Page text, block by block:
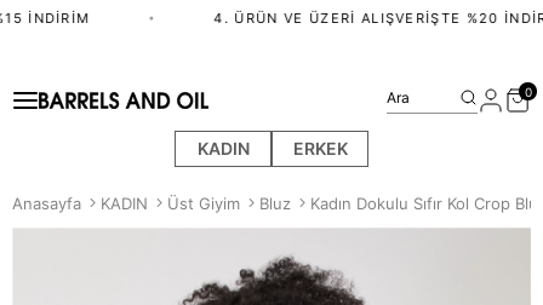
İNDIRIM 4. ÜRÜN VE ÜZERI ALIŞVERIŞTE %20
KADIN ERKEK
Ara 0
Anasayfa KADIN Üst Giyim Bluz Kadın Dokulu Sıfır Kol Crop